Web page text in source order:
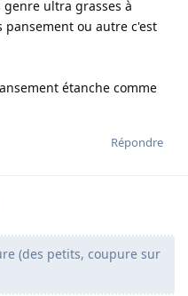
genre ultra grasses à
pansement ou autre c'est
étanche comme
Répondre
(des petits, coupure sur